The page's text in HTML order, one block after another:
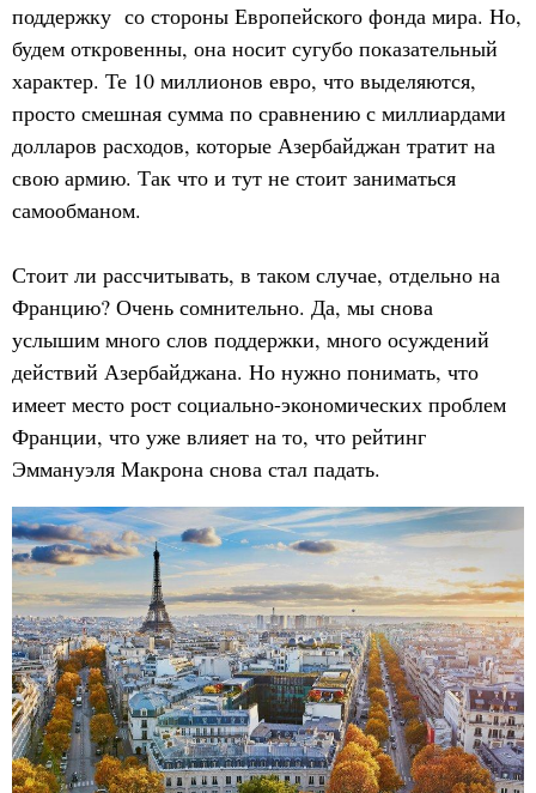
поддержку со стороны Европейского фонда мира. Но,
будем откровенны, она носит сугубо показательный
характер. Те 10 миллионов евро, что выделяются,
просто смешная сумма по сравнению с миллиардами
долларов расходов, которые Азербайджан тратит на
свою армию. Так что и тут не стоит заниматься
самообманом.
Стоит ли рассчитывать, в таком случае, отдельно на
Францию? Очень сомнительно. Да, мы снова
услышим много слов поддержки, много осуждений
действий Азербайджана. Но нужно понимать, что
имеет место рост социально-экономических проблем
Франции, что уже влияет на то, что рейтинг
Эммануэля Макрона снова стал падать.